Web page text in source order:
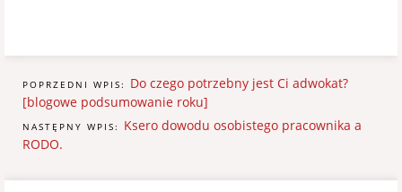
POPRZEDNI WPIS: Do czego potrzebny jest Ci adwokat?
[blogowe podsumowanie roku]
NASTĘPNY WPIS: Ksero dowodu osobistego pracownika a
RODO.